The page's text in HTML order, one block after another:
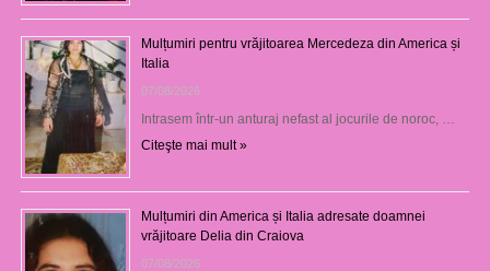
Mulțumiri pentru vrăjitoarea Mercedeza din America și
Italia
07/08/2026
Intrasem într-un anturaj nefast al jocurile de noroc, …
Citeşte mai mult »
Mulțumiri din America și Italia adresate doamnei
vrăjitoare Delia din Craiova
07/08/2026